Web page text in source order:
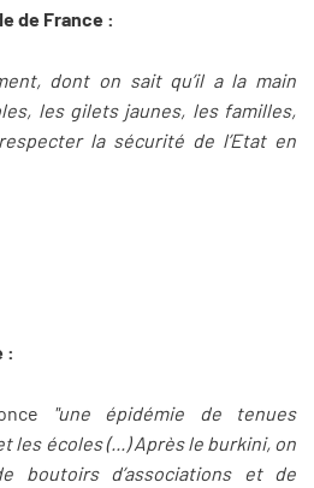
de France :
dont on sait qu’il a la main
les gilets jaunes, les familles,
la sécurité de l’Etat en
:
"une épidémie de tenues
les écoles (...) Après le burkini, on
boutoirs d’associations et de